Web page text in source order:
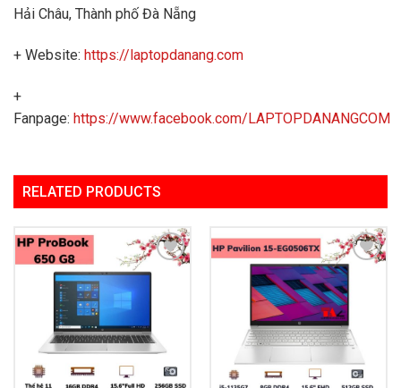
Hải Châu, Thành phố Đà Nẵng
+ Website: https://laptopdanang.com
+
Fanpage: https://www.facebook.com/LAPTOPDANANGCOM
RELATED PRODUCTS
Add to
Add to
Wishlist